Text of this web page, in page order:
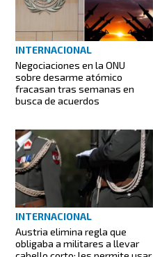
INTERNACIONAL
Negociaciones en la ONU
sobre desarme atómico
fracasan tras semanas en
busca de acuerdos
INTERNACIONAL
Austria elimina regla que
obligaba a militares a llevar